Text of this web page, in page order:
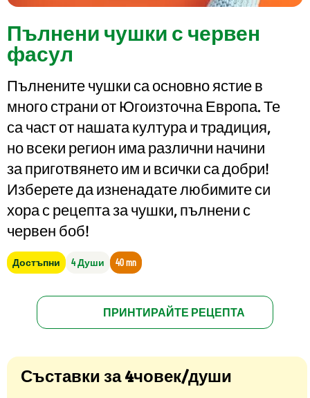
Пълнени чушки с червен
фасул
Пълнените чушки са основно ястие в
много страни от Югоизточна Европа. Те
са част от нашата култура и традиция,
но всеки регион има различни начини
за приготвянето им и всички са добри!
Изберете да изненадате любимите си
хора с рецепта за чушки, пълнени с
червен боб!
Достъпни 4 Души 40 mn
ПРИНТИРАЙТЕ РЕЦЕПТА
Съставки за 4човек/души